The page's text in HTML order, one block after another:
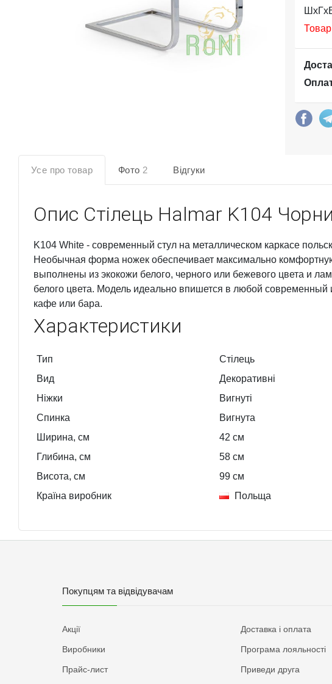
Усе про товар Фото 2 Відгуки
Опис Стілець Halmar K104
K104 White - современный стул на металлическом каркасе
Необычная форма ножек обеспечивает максимально
выполнены из экокожи белого, черного или бежевого цвета и
белого цвета. Модель идеально впишется в любой современный
кафе или бара.
Характеристики
Тип
Стілець
Вид
Декоративні
Ніжки
Вигнуті
Спинка
Вигнута
Ширина, см
42 см
Глибина, см
58 см
Висота, см
99 см
Країна виробник
Польща
Покупцям та відвідувачам
Акції
Виробники
Прайс-лист
Доставка і оплата
Програма лояльності
Приведи друга